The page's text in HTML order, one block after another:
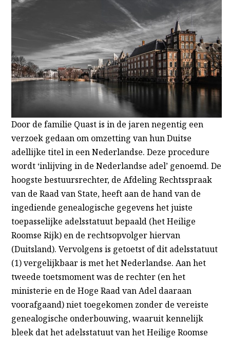
Door de familie Quast is in de jaren negentig een
verzoek gedaan om omzetting van hun Duitse
adellijke titel in een Nederlandse. Deze procedure
wordt ‘inlijving in de Nederlandse adel’ genoemd. De
hoogste bestuursrechter, de Afdeling Rechtsspraak
van de Raad van State, heeft aan de hand van de
ingediende genealogische gegevens het juiste
toepasselijke adelsstatuutbepaald (het Heilige
Roomse Rijk) en de rechtsopvolger hiervan
(Duitsland). Vervolgens is getoetst of dit adelsstatuut
(1) vergelijkbaar is met het Nederlandse. Aan het
tweede toetsmoment was de rechter (en het
ministerie en de Hoge Raad van Adel daaraan
voorafgaand) niet toegekomen zonder de vereiste
genealogische onderbouwing, waaruit kennelijk
bleek dat het adelsstatuut van het Heilige Roomse